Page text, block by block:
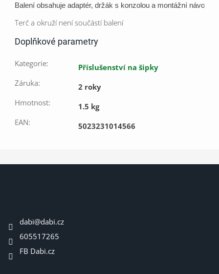
Terč a okruží není součástí balení
Doplňkové parametry
Kategorie:
Příslušenství na šipky
Záruka:
2 roky
Hmotnost:
1.5 kg
EAN: 5023231014566
dabi@dabi.cz
605517265
FB Dabi.cz